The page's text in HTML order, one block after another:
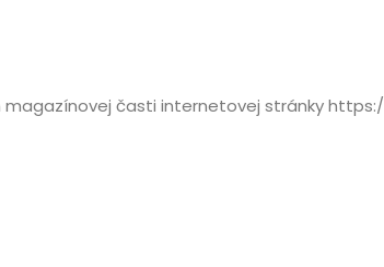
časti internetovej stránky